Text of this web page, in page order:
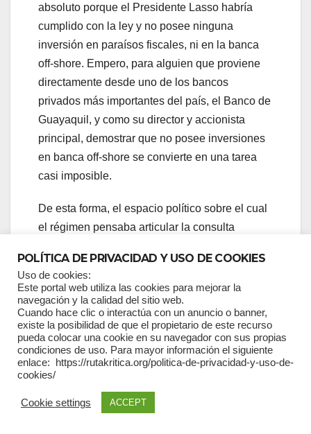
absoluto porque el Presidente Lasso habría
cumplido con la ley y no posee ninguna
inversión en paraísos fiscales, ni en la banca
off-shore. Empero, para alguien que proviene
directamente desde uno de los bancos
privados más importantes del país, el Banco de
Guayaquil, y como su director y accionista
principal, demostrar que no posee inversiones
en banca off-shore se convierte en una tarea
casi imposible.
De esta forma, el espacio político sobre el cual
el régimen pensaba articular la consulta
con el FMI, prácticamente desaparece. No tiene
ningún capital político para el proceso de
consulta popular. Tiene que defenderse de las
acusaciones de losPandora Papers y tiene que
enfrentar una amenaza que, hasta antes de esa
denuncia internacional, no existía, la
posibilidad de su enjuiciamiento político y
eventual destitución por parte de la Asamblea
POLÍTICA DE PRIVACIDAD Y USO DE COOKIES
Uso de cookies:
Este portal web utiliza las cookies para mejorar la
navegación y la calidad del sitio web.
Cuando hace clic o interactúa con un anuncio o banner,
existe la posibilidad de que el propietario de este recurso
pueda colocar una cookie en su navegador con sus propias
condiciones de uso. Para mayor información el siguiente
enlace: https://rutakritica.org/politica-de-privacidad-y-uso-de-
cookies/
Cookie settings ACCEPT